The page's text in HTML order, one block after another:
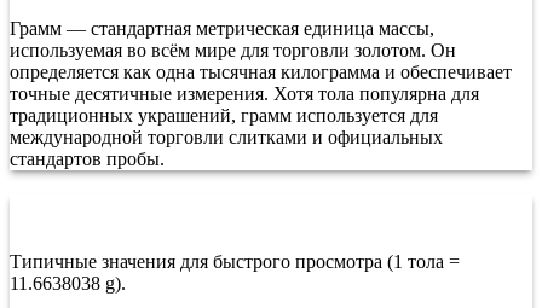
Грамм — стандартная метрическая единица массы,
используемая во всём мире для торговли золотом. Он
определяется как одна тысячная килограмма и обеспечивает
точные десятичные измерения. Хотя тола популярна для
традиционных украшений, грамм используется для
международной торговли слитками и официальных
стандартов пробы.
Типичные значения для быстрого просмотра (1 тола =
11.6638038 g).